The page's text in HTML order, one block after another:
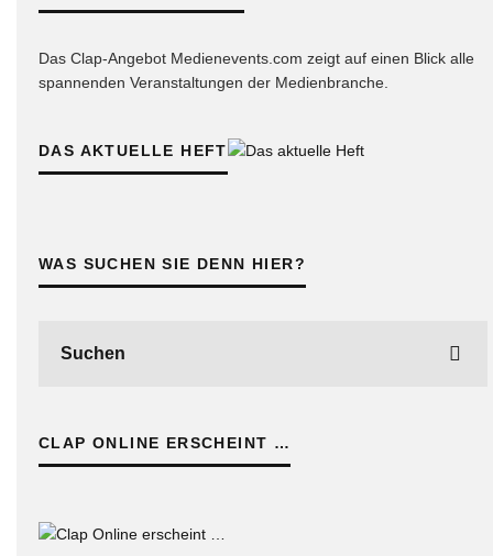
Das Clap-Angebot Medienevents.com zeigt auf einen Blick alle
spannenden Veranstaltungen der Medienbranche.
DAS AKTUELLE HEFT
WAS SUCHEN SIE DENN HIER?
CLAP ONLINE ERSCHEINT …